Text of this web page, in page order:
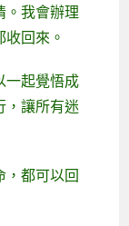
。我會辦理
回來。
一起覺悟成
，讓所有迷
，都可以回